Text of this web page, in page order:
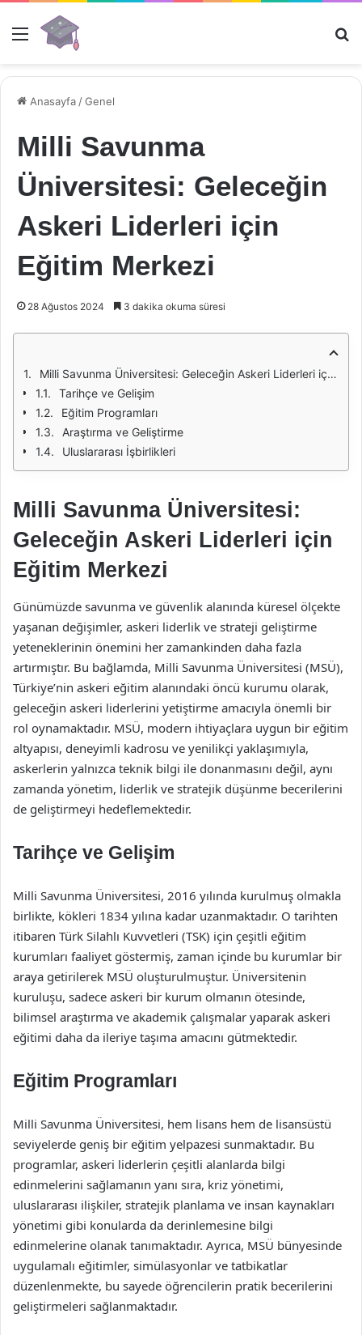
Menü
Anasayfa /Genel
Milli Savunma
Üniversitesi: Geleceğin
Askeri Liderleri için
Eğitim Merkezi
28 Ağustos 2024 3 dakika okuma süresi
Milli Savunma Üniversitesi: Geleceğin Askeri Liderleri için Eğitim Merkezi
Tarihçe ve Gelişim
Eğitim Programları
Araştırma ve Geliştirme
Uluslararası İşbirlikleri
Milli Savunma Üniversitesi:
Geleceğin Askeri Liderleri için
Eğitim Merkezi
Günümüzde savunma ve güvenlik alanında küresel ölçekte
yaşanan değişimler, askeri liderlik ve strateji geliştirme
yeteneklerinin önemini her zamankinden daha fazla
artırmıştır. Bu bağlamda, Milli Savunma Üniversitesi (MSÜ),
Türkiye’nin askeri eğitim alanındaki öncü kurumu olarak,
geleceğin askeri liderlerini yetiştirme amacıyla önemli bir
rol oynamaktadır. MSÜ, modern ihtiyaçlara uygun bir eğitim
altyapısı, deneyimli kadrosu ve yenilikçi yaklaşımıyla,
askerlerin yalnızca teknik bilgi ile donanmasını değil, aynı
zamanda yönetim, liderlik ve stratejik düşünme becerilerini
de geliştirmeyi hedeflemektedir.
Tarihçe ve Gelişim
Milli Savunma Üniversitesi, 2016 yılında kurulmuş olmakla
birlikte, kökleri 1834 yılına kadar uzanmaktadır. O tarihten
itibaren Türk Silahlı Kuvvetleri (TSK) için çeşitli eğitim
kurumları faaliyet göstermiş, zaman içinde bu kurumlar bir
araya getirilerek MSÜ oluşturulmuştur. Üniversitenin
kuruluşu, sadece askeri bir kurum olmanın ötesinde,
bilimsel araştırma ve akademik çalışmalar yaparak askeri
eğitimi daha da ileriye taşıma amacını gütmektedir.
Eğitim Programları
Milli Savunma Üniversitesi, hem lisans hem de lisansüstü
seviyelerde geniş bir eğitim yelpazesi sunmaktadır. Bu
programlar, askeri liderlerin çeşitli alanlarda bilgi
edinmelerini sağlamanın yanı sıra, kriz yönetimi,
uluslararası ilişkiler, stratejik planlama ve insan kaynakları
yönetimi gibi konularda da derinlemesine bilgi
edinmelerine olanak tanımaktadır. Ayrıca, MSÜ bünyesinde
uygulamalı eğitimler, simülasyonlar ve tatbikatlar
düzenlenmekte, bu sayede öğrencilerin pratik becerilerini
geliştirmeleri sağlanmaktadır.